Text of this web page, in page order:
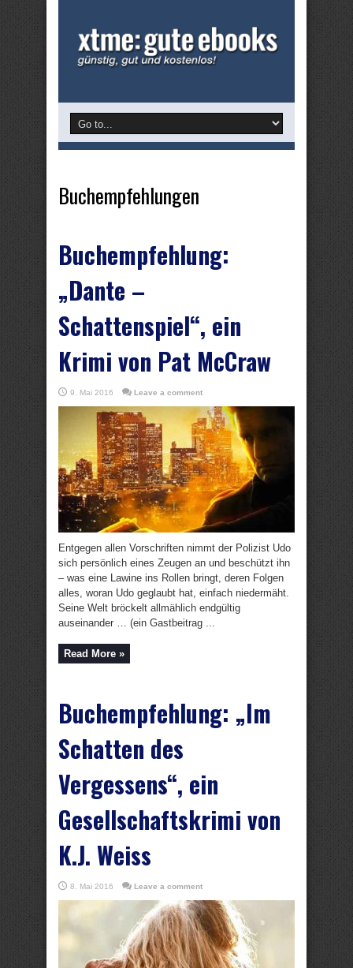
Buchempfehlungen
Buchempfehlung:
„Dante –
Schattenspiel“, ein
Krimi von Pat McCraw
9. Mai 2016 Leave a comment
Entgegen allen Vorschriften nimmt der Polizist Udo
sich persönlich eines Zeugen an und beschützt ihn
– was eine Lawine ins Rollen bringt, deren Folgen
alles, woran Udo geglaubt hat, einfach niedermäht.
Seine Welt bröckelt allmählich endgültig
auseinander … (ein Gastbeitrag ...
Read More »
Buchempfehlung: „Im
Schatten des
Vergessens“, ein
Gesellschaftskrimi von
K.J. Weiss
8. Mai 2016 Leave a comment